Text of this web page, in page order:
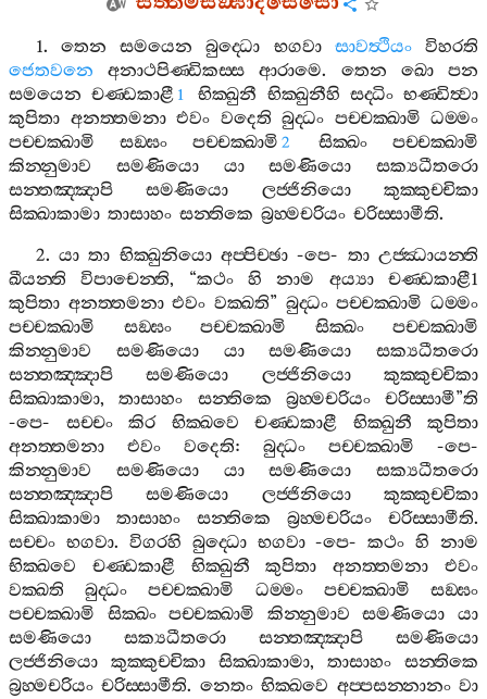
1. තෙන සමයෙන බුද‍්ධො භගවා සාවත්‍ථියං
විහරති
ජෙතවනෙ
අනාථපිණ‍්ඩිකස‍්ස ආරාමෙ. තෙන ඛො
පන
සමයෙන චණ‍්ඩකාළී 1 භික‍්ඛුනී භික‍්ඛුනීහි සද‍්ධිං භණ‍්ඩිත්‍වා
කුපිතා අනත‍්තමනා එවං වදෙති බුද‍්ධං පච‍්චක‍්ඛාමි ධම‍්මං
පච‍්චක‍්ඛාමි
සඞ‍්ඝං පච‍්චක‍්ඛාමි 2 සික‍්ඛං
පච‍්චක‍්ඛාමි
කින‍්නුමාව
සමණියො යා සමණියො
සක්‍යධීතරො
සන‍්තඤ‍්ඤාපි
සමණියො ලජ‍්ජිනියො
කුක‍්කුච‍්චිකා
සික‍්ඛාකාමා තාසාහං සන‍්තිකෙ බ්‍රහ‍්මචරියං චරිස‍්සාමීති.
2. යා තා භික‍්ඛුනියො අප‍්පිච‍්ඡා -පෙ- තා උජ‍්ඣායන‍්ති
ඛීයන‍්ති
විපාචෙන‍්ති, “කථං හි නාම අය්‍යා චණ‍්ඩකාළී1
කුපිතා අනත‍්තමනා එවං වක‍්ඛති” බුද‍්ධං පච‍්චක‍්ඛාමි ධම‍්මං
පච‍්චක‍්ඛාමි
සඞ‍්ඝං පච‍්චක‍්ඛාමි සික‍්ඛං
පච‍්චක‍්ඛාමි
කින‍්නුමාව
සමණියො යා සමණියො
සක්‍යධීතරො
සන‍්තඤ‍්ඤාපි
සමණියො ලජ‍්ජිනියො
කුක‍්කුච‍්චිකා
සික‍්ඛාකාමා,තාසාහං සන‍්තිකෙ බ්‍රහ‍්මචරියං චරිස‍්සාමී”ති
-පෙ- සච‍්චං කිර භික‍්ඛවෙ චණ‍්ඩකාළී භික‍්ඛුනී
කුපිතා
අනත‍්තමනා
එවං වදෙති:බුද‍්ධං පච‍්චක‍්ඛාමි -පෙ-
කින‍්නුමාව
සමණියො යා සමණියො
සක්‍යධීතරො
සන‍්තඤ‍්ඤාපි
සමණියො ලජ‍්ජිනියො
කුක‍්කුච‍්චිකා
සික‍්ඛාකාමා
තාසාහං සන‍්තිකෙ බ්‍රහ‍්මචරියං චරිස‍්සාමීති.
සච‍්චං භගවා. විගරහි බුද‍්ධො භගවා-පෙ-කථං හි නාම
භික‍්ඛවෙ
චණ‍්ඩකාළී භික‍්ඛුනී කුපිතා අනත‍්තමනා
එවං
වක‍්ඛති
බුද‍්ධං පච‍්චක‍්ඛාමි ධම‍්මං පච‍්චක‍්ඛාමි
සඞ‍්ඝං
පච‍්චක‍්ඛාමි
සික‍්ඛං පච‍්චක‍්ඛාමි කින‍්නුමාව සමණියො
යා
සමණියො
සක්‍යධීතරො සන‍්තඤ‍්ඤාපි
සමණියො
ලජ‍්ජිනියො
කුක‍්කුච‍්චිකා සික‍්ඛාකාමා, තාසාහං
සන‍්තිකෙ
බ්‍රහ‍්මචරියං චරිස‍්සාමීති. නෙතං භික‍්ඛවෙ අප‍්පසන‍්නානං වා